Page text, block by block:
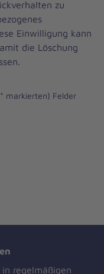
zu
Einwilligung kann
die Löschung
markierten) Felder
regelmäßigen